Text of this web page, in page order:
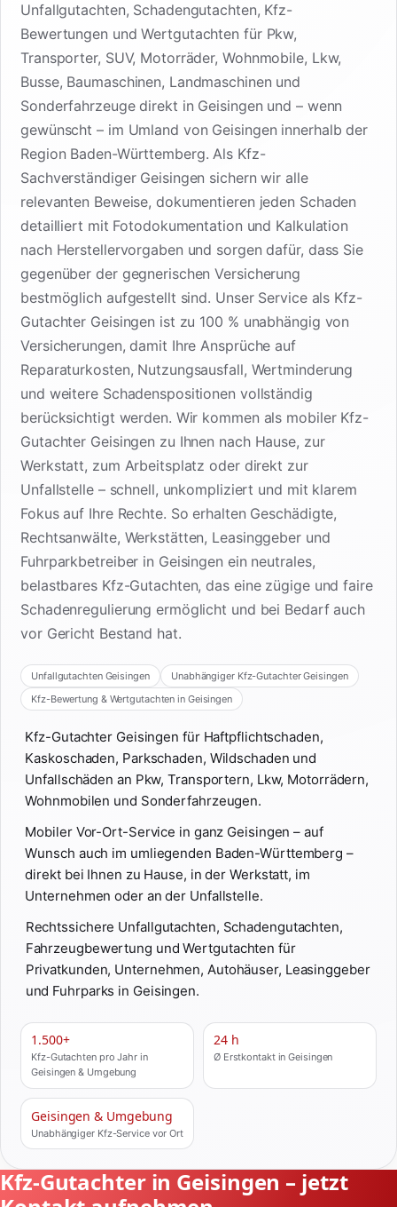
Unfallgutachten, Schadengutachten, Kfz-
Bewertungen und Wertgutachten für Pkw,
Transporter, SUV, Motorräder, Wohnmobile, Lkw,
Busse, Baumaschinen, Landmaschinen und
Sonderfahrzeuge direkt in Geisingen und – wenn
gewünscht – im Umland von Geisingen innerhalb der
Region Baden-Württemberg. Als Kfz-
Sachverständiger Geisingen sichern wir alle
relevanten Beweise, dokumentieren jeden Schaden
detailliert mit Fotodokumentation und Kalkulation
nach Herstellervorgaben und sorgen dafür, dass Sie
gegenüber der gegnerischen Versicherung
bestmöglich aufgestellt sind. Unser Service als Kfz-
Gutachter Geisingen ist zu 100 % unabhängig von
Versicherungen, damit Ihre Ansprüche auf
Reparaturkosten, Nutzungsausfall, Wertminderung
und weitere Schadenspositionen vollständig
berücksichtigt werden. Wir kommen als mobiler Kfz-
Gutachter Geisingen zu Ihnen nach Hause, zur
Werkstatt, zum Arbeitsplatz oder direkt zur
Unfallstelle – schnell, unkompliziert und mit klarem
Fokus auf Ihre Rechte. So erhalten Geschädigte,
Rechtsanwälte, Werkstätten, Leasinggeber und
Fuhrparkbetreiber in Geisingen ein neutrales,
belastbares Kfz-Gutachten, das eine zügige und faire
Schadenregulierung ermöglicht und bei Bedarf auch
vor Gericht Bestand hat.
Unfallgutachten Geisingen
Unabhängiger Kfz-Gutachter Geisingen
Kfz-Bewertung & Wertgutachten in Geisingen
Kfz-Gutachter Geisingen für Haftpflichtschaden,
Kaskoschaden, Parkschaden, Wildschaden und
Unfallschäden an Pkw, Transportern, Lkw, Motorrädern,
Wohnmobilen und Sonderfahrzeugen.
Mobiler Vor-Ort-Service in ganz Geisingen – auf
Wunsch auch im umliegenden Baden-Württemberg –
direkt bei Ihnen zu Hause, in der Werkstatt, im
Unternehmen oder an der Unfallstelle.
Rechtssichere Unfallgutachten, Schadengutachten,
Fahrzeugbewertung und Wertgutachten für
Privatkunden, Unternehmen, Autohäuser, Leasinggeber
und Fuhrparks in Geisingen.
1.500+
Kfz-Gutachten pro Jahr in
Geisingen & Umgebung
24 h
Ø Erstkontakt in Geisingen
Geisingen & Umgebung
Unabhängiger Kfz-Service vor Ort
Kfz-Gutachter in Geisingen – jetzt